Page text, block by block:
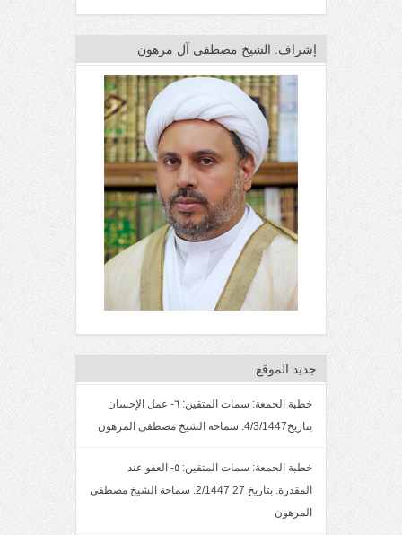
إشراف: الشيخ مصطفى آل مرهون
جديد الموقع
خطبة الجمعة: سمات المتقين: ٦- عمل الإحسان
بتاريخ4/3/1447. سماحة الشيخ مصطفى المرهون
خطبة الجمعة: سمات المتقين: ٥- العفو عند
المقدرة. بتاريخ 27 2/1447. سماحة الشيخ مصطفى
المرهون